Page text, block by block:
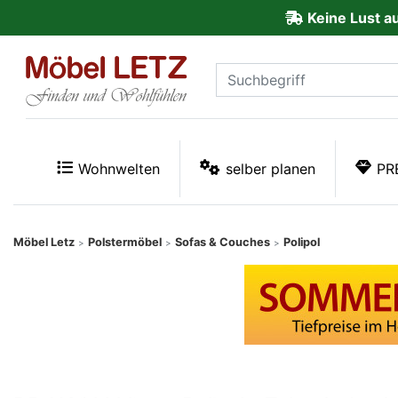
Keine Lust
Wohnwelten selber planen
Möbel Letz > Polstermöbel > Sofas & Couches > Polipol
Kundenmeinungen
PREMIUM
Schnell